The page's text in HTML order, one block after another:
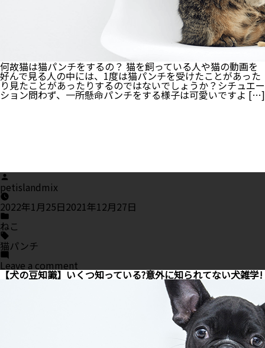
何故猫は猫パンチをするの？ 猫を飼っている人や猫の動画を
好んで見る人の中には、1度は猫パンチを受けたことがあった
り見たことがあったりするのではないでしょうか？シチュエー
ション問わず、一所懸命パンチをする様子は可愛いですよ […]
Posted
by
petislandmix
2022年1月25日2021年12月27日
Posted
in
ねこ
Tags:
猫パンチ
Leave a comment
何
故
【犬の豆知識】いくつ知っている?意外に知られてない犬雑学!